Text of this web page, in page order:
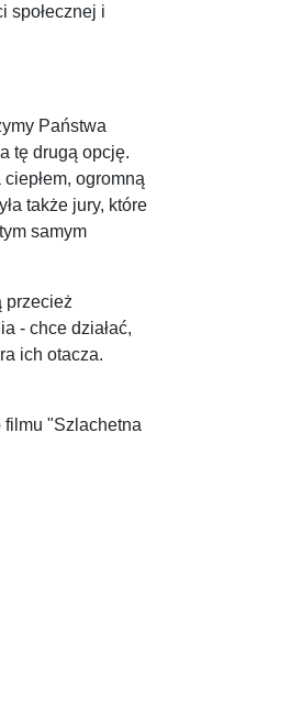
społecznej i
Państwa
tę drugą opcję.
ogromną
także jury, które
samym
przecież
- chce działać,
ich otacza.
filmu "Szlachetna